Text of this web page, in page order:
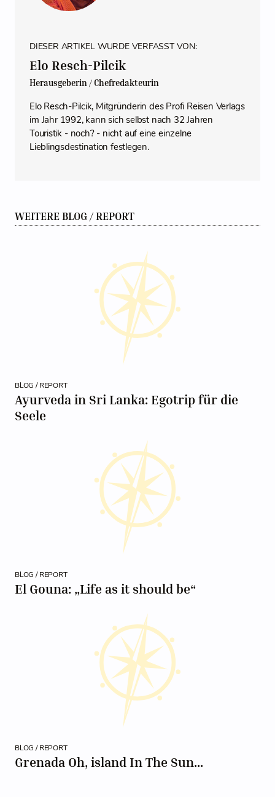
DIESER ARTIKEL WURDE VERFASST VON:
Elo Resch-Pilcik
Herausgeberin / Chefredakteurin
Elo Resch-Pilcik, Mitgründerin des Profi Reisen Verlags
im Jahr 1992, kann sich selbst nach 32 Jahren
Touristik - noch? - nicht auf eine einzelne
Lieblingsdestination festlegen.
WEITERE BLOG / REPORT
BLOG / REPORT
Ayurveda in Sri Lanka: Egotrip für die
Seele
BLOG / REPORT
El Gouna: „Life as it should be“
BLOG / REPORT
Grenada Oh, island In The Sun...